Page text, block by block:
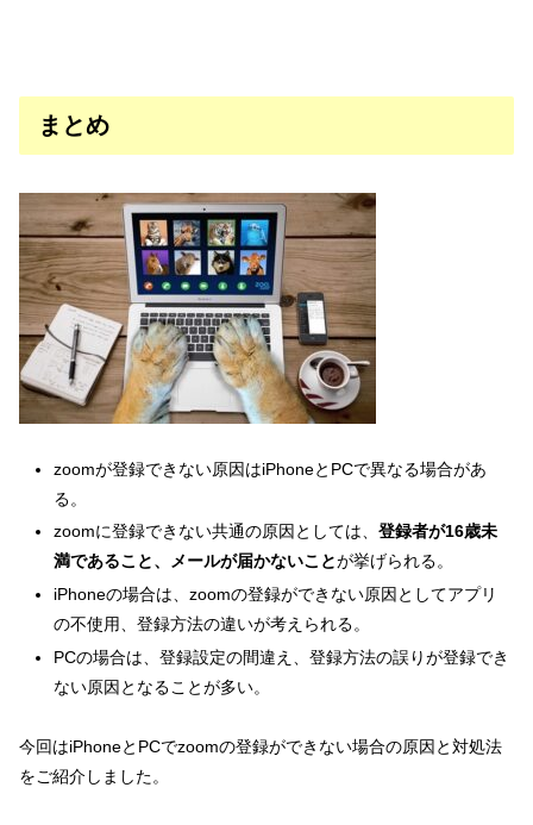
まとめ
zoomが登録できない原因はiPhoneとPCで異なる場合があ
る。
zoomに登録できない共通の原因としては、 登録者が16歳未
満であること、メールが届かないことが挙げられる。
iPhoneの場合は、zoomの登録ができない原因としてアプリ
の不使用、登録方法の違いが考えられる。
PCの場合は、登録設定の間違え、登録方法の誤りが登録でき
ない原因となることが多い。
今回はiPhoneとPCでzoomの登録ができない場合の原因と対処法
をご紹介しました。